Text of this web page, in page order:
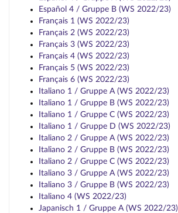
Español 4 / Gruppe B (WS 2022/23)
Français 1 (WS 2022/23)
Français 2 (WS 2022/23)
Français 3 (WS 2022/23)
Français 4 (WS 2022/23)
Français 5 (WS 2022/23)
Français 6 (WS 2022/23)
Italiano 1 / Gruppe A (WS 2022/23)
Italiano 1 / Gruppe B (WS 2022/23)
Italiano 1 / Gruppe C (WS 2022/23)
Italiano 1 / Gruppe D (WS 2022/23)
Italiano 2 / Gruppe A (WS 2022/23)
Italiano 2 / Gruppe B (WS 2022/23)
Italiano 2 / Gruppe C (WS 2022/23)
Italiano 3 / Gruppe A (WS 2022/23)
Italiano 3 / Gruppe B (WS 2022/23)
Italiano 4 (WS 2022/23)
Japanisch 1 / Gruppe A (WS 2022/23)